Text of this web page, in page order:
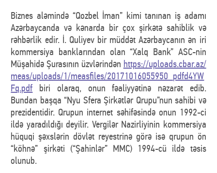
Biznes aləmində “Qozbel İman” kimi tanınan iş adamı
Azərbaycanda və kənarda bir çox şirkətə sahiblik və
rəhbərlik edir. İ. Quliyev bir müddət Azərbaycanın ən iri
kommersiya banklarından olan “Xalq Bank” ASC-nin
Müşahidə Şurasının üzvlərindən https://uploads.cbar.az/
meas/uploads/1/measfiles/20171016055950_pdfd4YW
Fq.pdf biri olaraq, onun fəaliyyətinə nəzarət edib.
Bundan başqa “Nyu Sfera Şirkətlər Qrupu”nun sahibi və
prezidentidir. Qrupun internet səhifəsində onun 1992-ci
ildə yaradıldığı deyilir. Vergilər Nazirliyinin kommersiya
hüquqi şəxslərin dövlət reyestrinə görə isə qrupun ön
“köhnə” şirkəti (“Şahinlər” MMC) 1994-cü ildə təsis
olunub.